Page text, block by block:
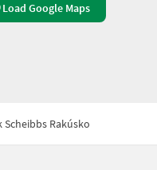
Load Google Maps
Scheibbs Rakúsko